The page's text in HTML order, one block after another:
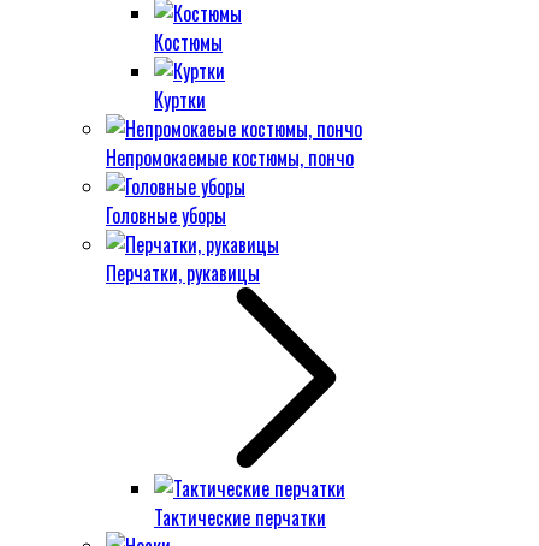
Костюмы
Куртки
Непромокаемые костюмы, пончо
Головные уборы
Перчатки, рукавицы
Тактические перчатки